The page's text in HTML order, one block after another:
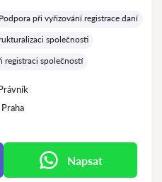
Podpora při vyřizování registrace daní
společnosti
registraci společností
Praha
Napsat